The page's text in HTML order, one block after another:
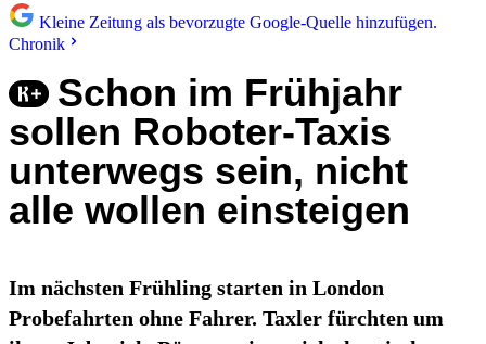
Kleine Zeitung als bevorzugte Google-Quelle hinzufügen.
Chronik
Schon im Frühjahr
sollen Roboter-Taxis
unterwegs sein, nicht
alle wollen einsteigen
Im nächsten Frühling starten in London
Probefahrten ohne Fahrer. Taxler fürchten um